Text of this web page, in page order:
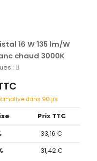
16 W 135 lm/W
chaud 3000K
:
dans 90 jrs
Prix TTC
33,16 €
31,42 €